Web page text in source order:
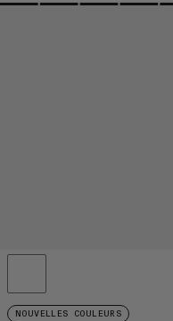
NOUVELLES COULEURS